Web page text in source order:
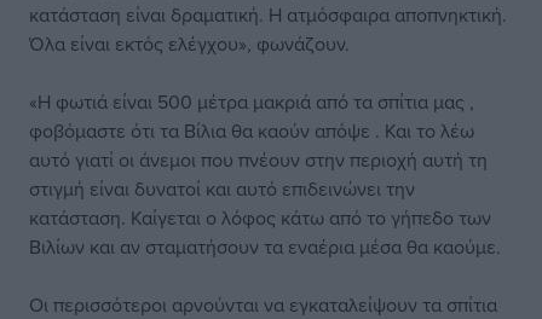
κατάσταση είναι δραματική. Η ατμόσφαιρα αποπνηκτική.
Όλα είναι εκτός ελέγχου», φωνάζουν.
«Η φωτιά είναι 500 μέτρα μακριά από τα σπίτια μας ,
φοβόμαστε ότι τα Βίλια θα καούν απόψε . Και το λέω
αυτό γιατί οι άνεμοι που πνέουν στην περιοχή αυτή τη
στιγμή είναι δυνατοί και αυτό επιδεινώνει την
κατάσταση. Καίγεται ο λόφος κάτω από το γήπεδο των
Βιλίων και αν σταματήσουν τα εναέρια μέσα θα καούμε.
Οι περισσότεροι αρνούνται να εγκαταλείψουν τα σπίτια